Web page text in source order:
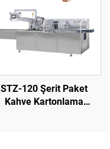
STZ-120 Şerit Paket
Kahve Kartonlama